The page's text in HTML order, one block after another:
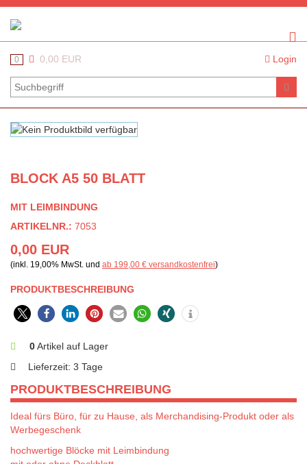
0 0,00 EUR Login
BLOCK A5 50 BLATT
MIT LEIMBINDUNG
ARTIKELNR.: 7053
0,00 EUR
(inkl. 19,00% MwSt. und ab 199,00 € versandkostenfrei)
PRODUKTBESCHREIBUNG
0Artikel auf Lager
Lieferzeit: 3 Tage
PRODUKTBESCHREIBUNG
Ideal fürs Büro, für zu Hause, als Merchandising-Produkt oder als
Werbegeschenk
hochwertige Blöcke mit Leimbindung